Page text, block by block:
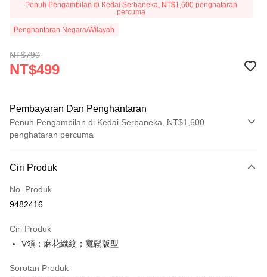
Penuh Pengambilan di Kedai Serbaneka, NT$1,600 penghataran
percuma
Penghantaran Negara/Wilayah
NT$790
NT$499
Pembayaran Dan Penghantaran
Penuh Pengambilan di Kedai Serbaneka, NT$1,600
penghataran percuma
Kad Kredit (Bayaran Penuh)
Pengambilan di Kedai Serbaneka
Apple Pay
Ciri Produk
No. Produk
9482416
Ciri Produk
V領；麻花織紋；寬鬆版型
Sorotan Produk